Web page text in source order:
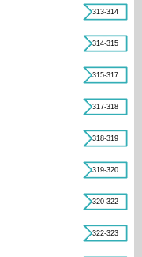
313-314
314-315
315-317
317-318
318-319
319-320
320-322
322-323